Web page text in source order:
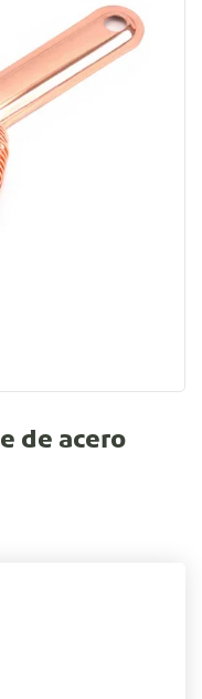
de acero
inoxidable 18/10